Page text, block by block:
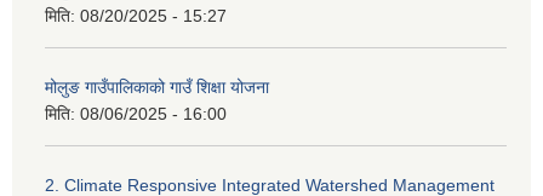
मिति: 08/20/2025 - 15:27
मोलुङ गाउँपालिकाको गाउँ शिक्षा योजना
मिति: 08/06/2025 - 16:00
2. Climate Responsive Integrated Watershed Management